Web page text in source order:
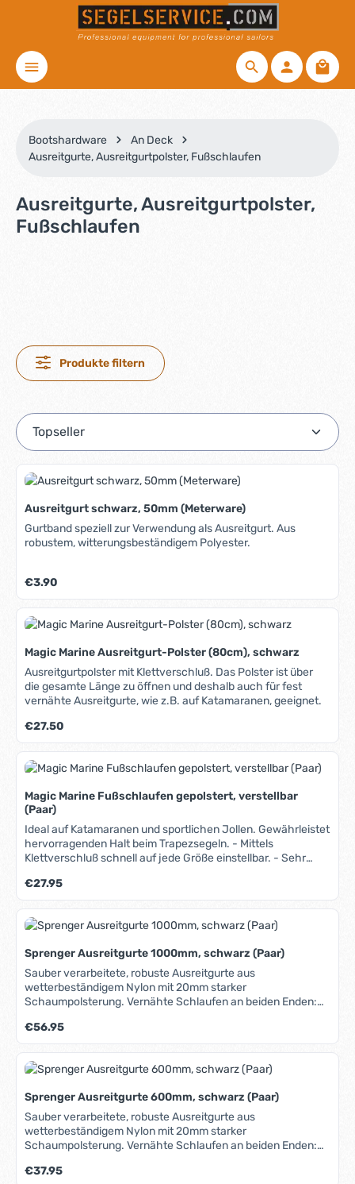
Zum Hauptinhalt springen
Bootshardware
An Deck
Ausreitgurte, Ausreitgurtpolster, Fußschlaufen
Ausreitgurte, Ausreitgurtpolster,
Fußschlaufen
Produkte filtern
Ausreitgurt schwarz, 50mm (Meterware)
Gurtband speziell zur Verwendung als Ausreitgurt. Aus
robustem, witterungsbeständigem Polyester.
Regulärer Preis:
€3.90
Magic Marine Ausreitgurt-Polster (80cm), schwarz
Ausreitgurtpolster mit Klettverschluß. Das Polster ist über
die gesamte Länge zu öffnen und deshalb auch für fest
vernähte Ausreitgurte, wie z.B. auf Katamaranen, geeignet.
Regulärer Preis:
€27.50
Magic Marine Fußschlaufen gepolstert, verstellbar
(Paar)
Ideal auf Katamaranen und sportlichen Jollen. Gewährleistet
hervorragenden Halt beim Trapezsegeln. - Mittels
Klettverschluß schnell auf jede Größe einstellbar. - Sehr
daher auch im nassen Zustand sehr guter Stand. - Läßt sich
im Falle des "Verhedderns" bei einer Kenterung vollständig
öffnen. - Abgedeckte Befestigungslöcher.
Regulärer Preis:
€27.95
Sprenger Ausreitgurte 1000mm, schwarz (Paar)
Sauber verarbeitete, robuste Ausreitgurte aus
wetterbeständigem Nylon mit 20mm starker
Schaumpolsterung. Vernähte Schlaufen an beiden Enden:
werden.
Regulärer Preis:
€56.95
Sprenger Ausreitgurte 600mm, schwarz (Paar)
Sauber verarbeitete, robuste Ausreitgurte aus
wetterbeständigem Nylon mit 20mm starker
Schaumpolsterung. Vernähte Schlaufen an beiden Enden:
werden.
Regulärer Preis:
€37.95